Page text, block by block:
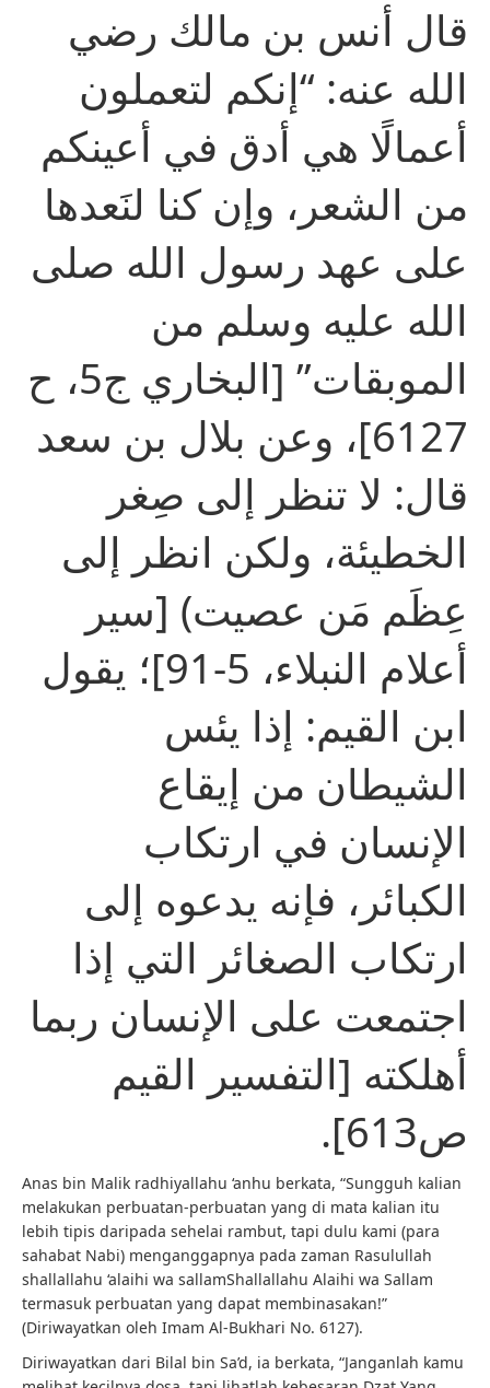
قال أنس بن مالك رضي
الله عنه: “إنكم لتعملون
أعمالًا هي أدق في أعينكم
من الشعر، وإن كنا لنَعدها
على عهد رسول الله صلى
الله عليه وسلم من
الموبقات” [البخاري ج5، ح
6127]، وعن بلال بن سعد
قال: لا تنظر إلى صِغر
الخطيئة، ولكن انظر إلى
عِظَم مَن عصيت) [سير
أعلام النبلاء، 5-91]؛ يقول
ابن القيم: إذا يئس
الشيطان من إيقاع
الإنسان في ارتكاب
الكبائر، فإنه يدعوه إلى
ارتكاب الصغائر التي إذا
اجتمعت على الإنسان ربما
أهلكته [التفسير القيم
ص613].
Anas bin Malik radhiyallahu ‘anhu berkata, “Sungguh kalian
melakukan perbuatan-perbuatan yang di mata kalian itu
lebih tipis daripada sehelai rambut, tapi dulu kami (para
sahabat Nabi) menganggapnya pada zaman Rasulullah
shallallahu ‘alaihi wa sallamShallallahu Alaihi wa Sallam
termasuk perbuatan yang dapat membinasakan!”
(Diriwayatkan oleh Imam Al-Bukhari No. 6127).
Diriwayatkan dari Bilal bin Sa’d, ia berkata, “Janganlah kamu